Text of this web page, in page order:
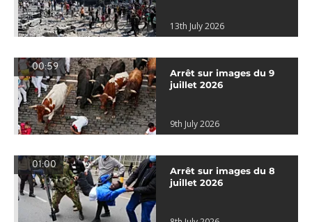
13th July 2026
00:59
Arrêt sur images du 9
juillet 2026
9th July 2026
01:00
Arrêt sur images du 8
juillet 2026